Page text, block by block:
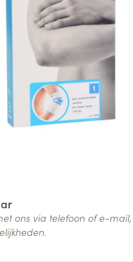
ons via telefoon of e-